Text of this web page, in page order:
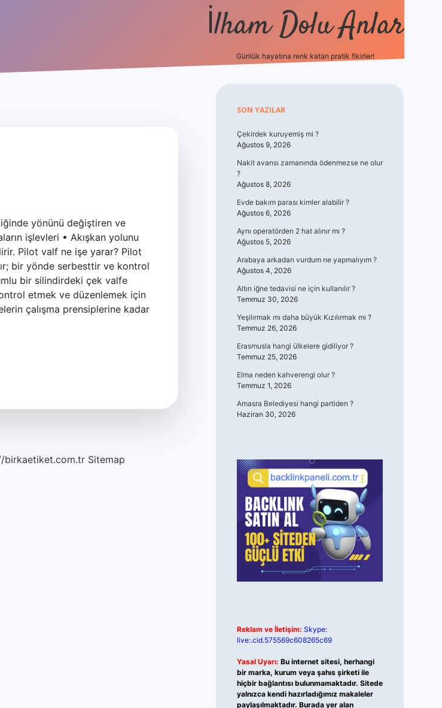
İlham Dolu Anlar
Günlük hayatına renk katan pratik fikirler!
yönünü değiştiren ve
işlevleri • Akışkan yolunu
Pilot valf ne işe yarar? Pilot
bir yönde serbesttir ve kontrol
bir silindirdeki çek valfe
etmek ve düzenlemek için
çalışma prensiplerine kadar
birkaetiket.com.tr Sitemap
Sidebar
SON YAZILAR
Çekirdek kuruyemiş mi ?
Ağustos 9, 2026
Nakit avansı zamanında ödenmezse ne olur
?
Ağustos 8, 2026
Evde bakım parası kimler alabilir ?
Ağustos 6, 2026
Aynı operatörden 2 hat alınır mı ?
Ağustos 5, 2026
Arabaya arkadan vurdum ne yapmalıyım ?
Ağustos 4, 2026
Altın iğne tedavisi ne için kullanılır ?
Temmuz 30, 2026
Yeşilırmak mı daha büyük Kızılırmak mı ?
Temmuz 26, 2026
Erasmusla hangi ülkelere gidiliyor ?
Temmuz 25, 2026
Elma neden kahverengi olur ?
Temmuz 1, 2026
Amasra Belediyesi hangi partiden ?
Haziran 30, 2026
Reklam ve İletişim: Skype:
live:.cid.575569c608265c69
Yasal Uyarı: Bu internet sitesi, herhangi
bir marka, kurum veya şahıs şirketi ile
hiçbir bağlantısı bulunmamaktadır. Sitede
yalnızca kendi hazırladığımız makaleler
paylaşılmaktadır. Burada yer alan